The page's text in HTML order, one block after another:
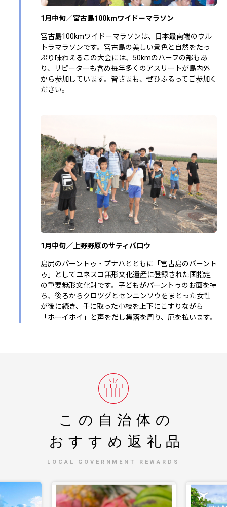
1月中旬／宮古島100kmワイドーマラソン
宮古島100kmワイドーマラソンは、日本最南端のウル
トラマラソンです。宮古島の美しい景色と自然をたっ
ぷり味わえるこの大会には、50kmのハーフの部もあ
り、リピーターも含め毎年多くのアスリートが島内外
から参加しています。皆さまも、ぜひふるってご参加く
ださい。
1月中旬／上野野原のサティパロウ
島尻のパーントゥ・プナハとともに「宮古島のパーント
ゥ」としてユネスコ無形文化遺産に登録された国指定
の重要無形文化財です。子どもがパーントゥのお面を持
ち、後ろからクロツグとセンニンソウをまとった女性
が後に続き、手に取った小枝を上下にこすりながら
「ホーイホイ」と声をだし集落を周り、厄を払います。
この自治体の
おすすめ返礼品
LOCAL GOVERNMENT REWARDS